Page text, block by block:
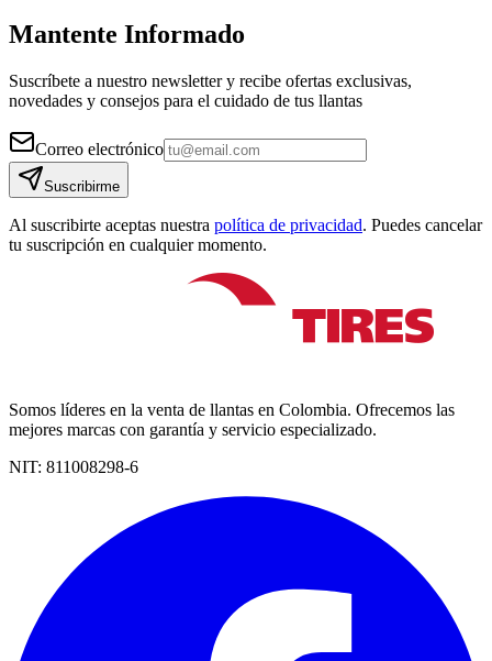
Mantente Informado
Suscríbete a nuestro newsletter y recibe ofertas exclusivas,
novedades y consejos para el cuidado de tus llantas
Correo electrónico
Suscribirme
Al suscribirte aceptas nuestra política de privacidad. Puedes cancelar
tu suscripción en cualquier momento.
Somos líderes en la venta de llantas en Colombia. Ofrecemos las
mejores marcas con garantía y servicio especializado.
NIT: 811008298-6